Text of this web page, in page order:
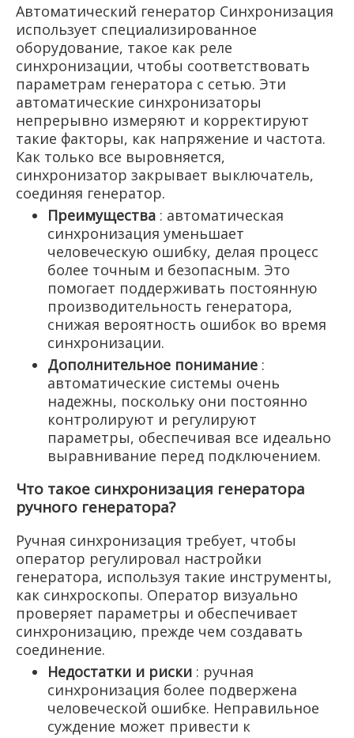
Автоматический генератор Синхронизация
использует специализированное
оборудование, такое как реле
синхронизации, чтобы соответствовать
параметрам генератора с сетью. Эти
автоматические синхронизаторы
непрерывно измеряют и корректируют
такие факторы, как напряжение и частота.
Как только все выровняется,
синхронизатор закрывает выключатель,
соединяя генератор.
Преимущества : автоматическая
синхронизация уменьшает
человеческую ошибку, делая процесс
более точным и безопасным. Это
помогает поддерживать постоянную
производительность генератора,
снижая вероятность ошибок во время
синхронизации.
Дополнительное понимание :
автоматические системы очень
надежны, поскольку они постоянно
контролируют и регулируют
параметры, обеспечивая все идеально
выравнивание перед подключением.
Что такое синхронизация генератора
ручного генератора?
Ручная синхронизация требует, чтобы
оператор регулировал настройки
генератора, используя такие инструменты,
как синхроскопы. Оператор визуально
проверяет параметры и обеспечивает
синхронизацию, прежде чем создавать
соединение.
Недостатки и риски : ручная
синхронизация более подвержена
человеческой ошибке. Неправильное
суждение может привести к